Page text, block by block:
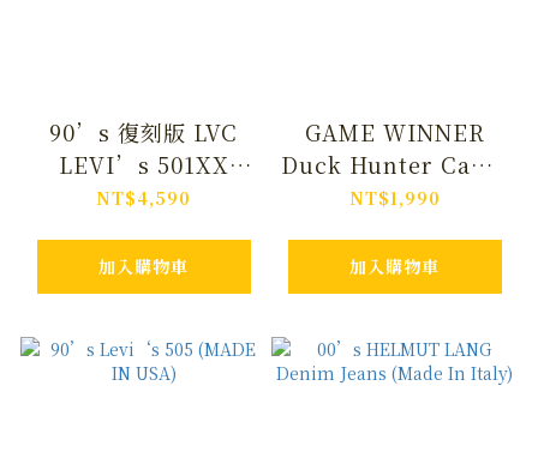
90’s 復刻版 LVC
LEVI’s 501XX
55Model Button
NT$4,590
加入購物車
GAME WINNER
Duck Hunter Camo
Double Knee
NT$1,990
加入購物車